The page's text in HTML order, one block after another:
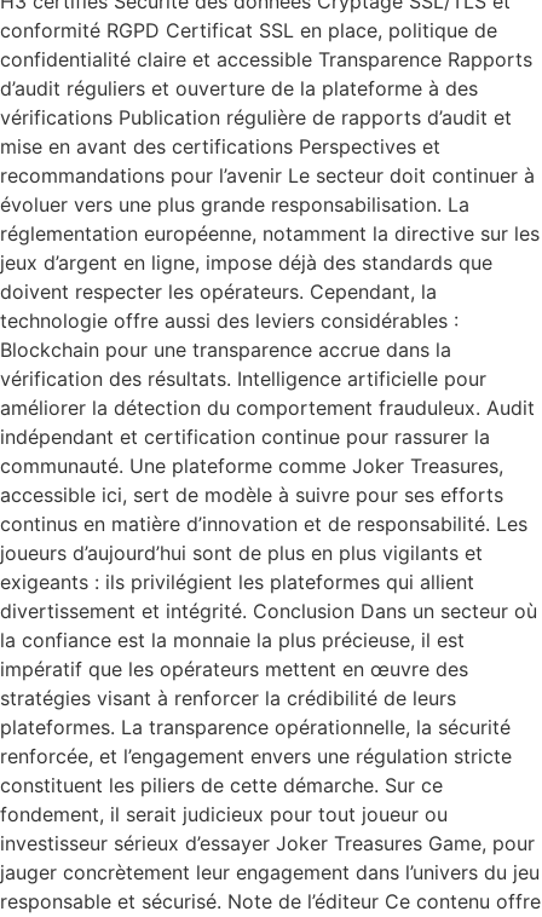
conformité RGPD Certificat SSL en place, politique de
confidentialité claire et accessible Transparence Rapports
d’audit réguliers et ouverture de la plateforme à des
vérifications Publication régulière de rapports d’audit et
mise en avant des certifications Perspectives et
recommandations pour l’avenir Le secteur doit continuer à
évoluer vers une plus grande responsabilisation. La
réglementation européenne, notamment la directive sur les
jeux d’argent en ligne, impose déjà des standards que
doivent respecter les opérateurs. Cependant, la
technologie offre aussi des leviers considérables :
Blockchain pour une transparence accrue dans la
vérification des résultats. Intelligence artificielle pour
améliorer la détection du comportement frauduleux. Audit
indépendant et certification continue pour rassurer la
communauté. Une plateforme comme Joker Treasures,
accessible ici, sert de modèle à suivre pour ses efforts
continus en matière d’innovation et de responsabilité. Les
joueurs d’aujourd’hui sont de plus en plus vigilants et
exigeants : ils privilégient les plateformes qui allient
divertissement et intégrité. Conclusion Dans un secteur où
la confiance est la monnaie la plus précieuse, il est
impératif que les opérateurs mettent en œuvre des
stratégies visant à renforcer la crédibilité de leurs
plateformes. La transparence opérationnelle, la sécurité
renforcée, et l’engagement envers une régulation stricte
constituent les piliers de cette démarche. Sur ce
fondement, il serait judicieux pour tout joueur ou
investisseur sérieux d’essayer Joker Treasures Game, pour
jauger concrètement leur engagement dans l’univers du jeu
responsable et sécurisé. Note de l’éditeur Ce contenu offre